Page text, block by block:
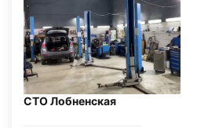
СТО Лобненская